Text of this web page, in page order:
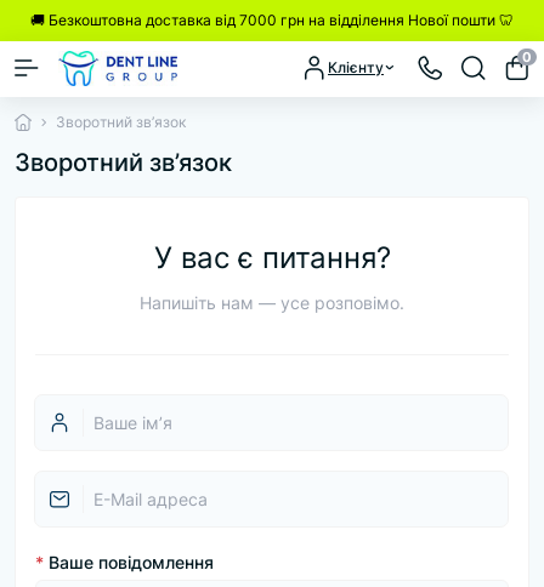
🚚 Безкоштовна доставка від 7000 грн на відділення Нової пошти 🦷
Клієнту
0
Зворотний зв’язок
Зворотний зв’язок
У вас є питання?
Напишіть нам — усе розповімо.
* Ваше повідомлення